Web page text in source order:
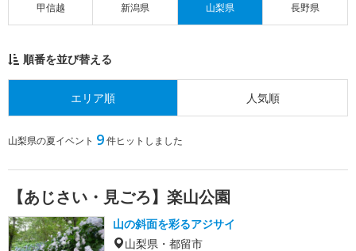
甲信越 新潟県 山梨県 長野県
順番を並び替える
エリア順 人気順
山梨県の夏イベント 9件ヒットしました
【あじさい・見ごろ】楽山公園
山の斜面を彩るアジサイ
山梨県・都留市